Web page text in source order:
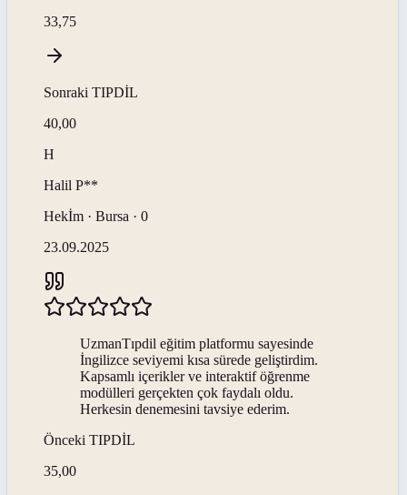
33,75
Sonraki TIPDİL
40,00
H
Halil P**
Hekİm · Bursa · 0
23.09.2025
UzmanTıpdil eğitim platformu sayesinde
İngilizce seviyemi kısa sürede geliştirdim.
Kapsamlı içerikler ve interaktif öğrenme
modülleri gerçekten çok faydalı oldu.
Herkesin denemesini tavsiye ederim.
Önceki TIPDİL
35,00